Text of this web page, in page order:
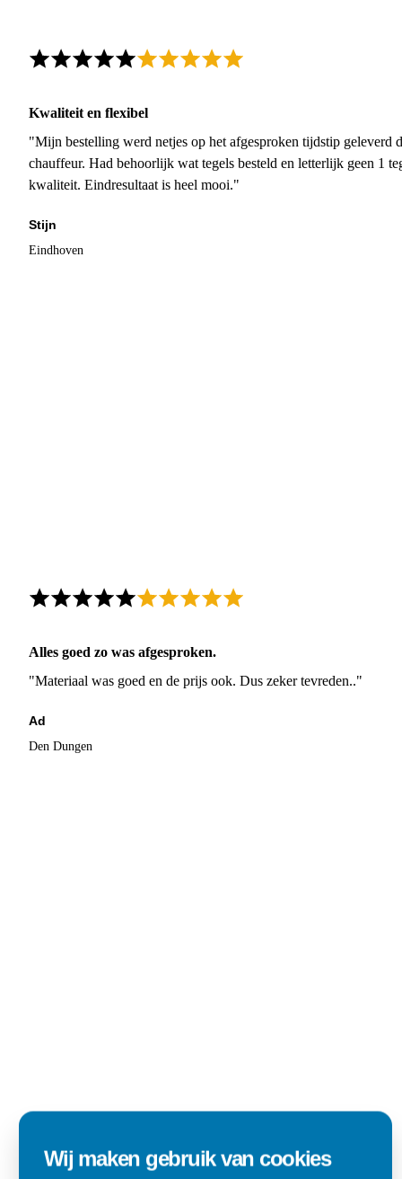
Kwaliteit en flexibel
"Mijn bestelling werd netjes op het afgesproken tijdstip geleverd
chauffeur. Had behoorlijk wat tegels besteld en letterlijk geen 1
kwaliteit. Eindresultaat is heel mooi."
Stijn
Eindhoven
Alles goed zo was afgesproken.
"Materiaal was goed en de prijs ook. Dus zeker tevreden.."
Ad
Den Dungen
Wij maken gebruik van cookies